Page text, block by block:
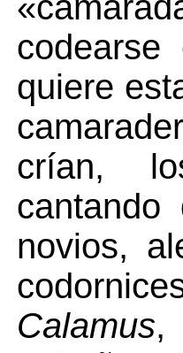
quiere
crían,
novios,
Calamus,